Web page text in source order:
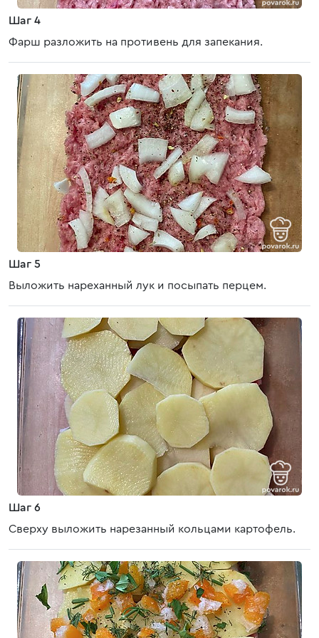
Шаг 4
Фарш разложить на противень для запекания.
Шаг 5
Выложить нареханный лук и посыпать перцем.
Шаг 6
Сверху выложить нарезанный кольцами картофель.